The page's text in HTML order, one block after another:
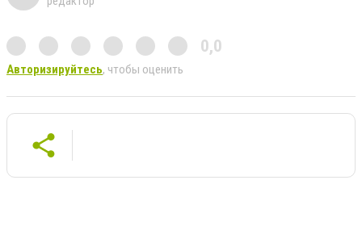
0,0
Авторизируйтесь, чтобы оценить